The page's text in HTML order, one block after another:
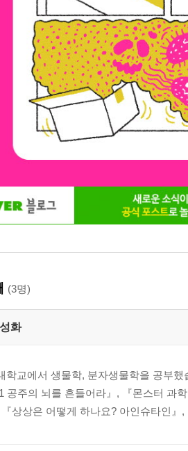
(3명)
화
학교에서 생물학, 분자생물학을 공부
공주의 뇌를 흔들어라』, 『몬스터 과
상상은 어떻게 하나요? 아인슈타인